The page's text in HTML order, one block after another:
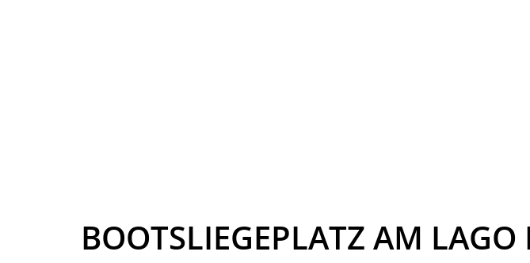
BOOTSLIEGEPLATZ AM LAGO